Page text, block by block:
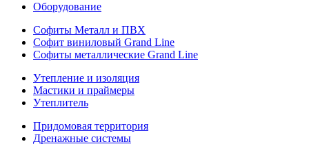
Оборудование
Софиты Металл и ПВХ
Софит виниловый Grand Line
Софиты металлические Grand Line
Утепление и изоляция
Мастики и праймеры
Утеплитель
Придомовая территория
Дренажные системы